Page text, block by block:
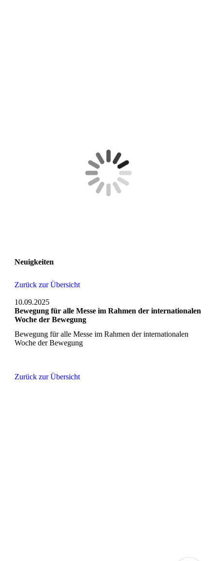
Neuigkeiten
Zurück zur Übersicht
10.09.2025
Bewegung für alle Messe im Rahmen der internationalen
Woche der Bewegung
Bewegung für alle Messe im Rahmen der internationalen
Woche der Bewegung
Zurück zur Übersicht